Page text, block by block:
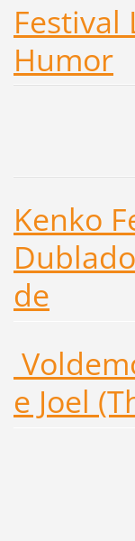
Festival
Humor
Kenko
de
e Joel